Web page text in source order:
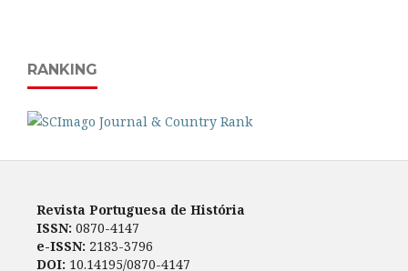
RANKING
Revista Portuguesa de História
ISSN: 0870-4147
e-ISSN: 2183-3796
DOI: 10.14195/0870-4147